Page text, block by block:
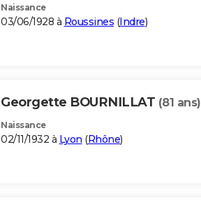
Naissance
03/06/1928 à Roussines (Indre)
Georgette BOURNILLAT (81 ans)
Naissance
02/11/1932 à Lyon (Rhône)